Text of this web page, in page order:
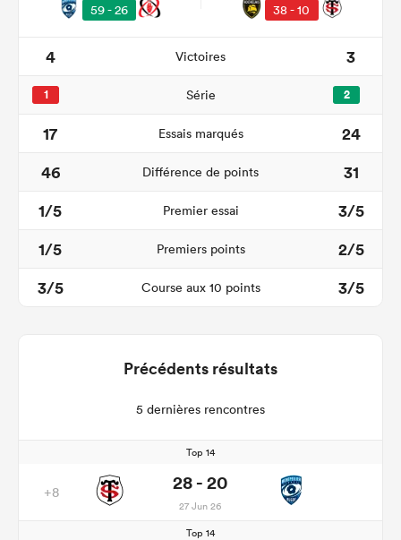
59 - 26 38 - 10
4 Victoires 3
1 Série 2
17 Essais marqués
24
46
Différence de points
31
1/5
Premier essai
3/5
1/5
Premiers points
2/5
3/5
Course aux 10 points 3/5
Précédents résultats
5 dernières rencontres
Top 14
+8 28 - 20
27 Jun 26
Top 14